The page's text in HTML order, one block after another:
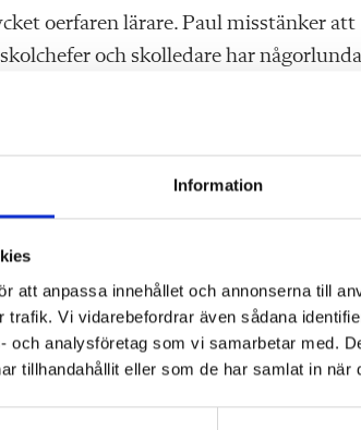
Information
att anpassa innehållet och annonserna till
Vi vidarebefordrar även sådana
och analysföretag som vi samarbetar med.
tillhandahållit eller som de har samlat in när
oerfaren lärare. Paul misstänker att
och skolledare har
en kollega, en vikarie, ut för en
i klassen och som inte hade där och
sluta och ”svartlistades”. Som facklig
samma personer som jag stred